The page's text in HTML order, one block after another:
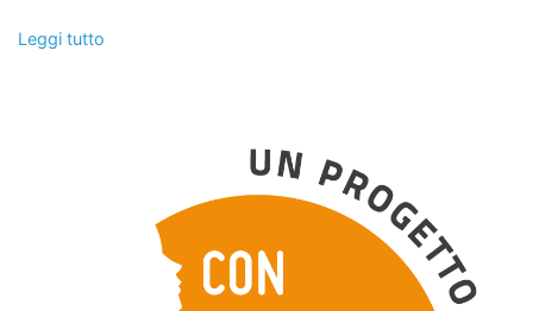
Leggi tutto